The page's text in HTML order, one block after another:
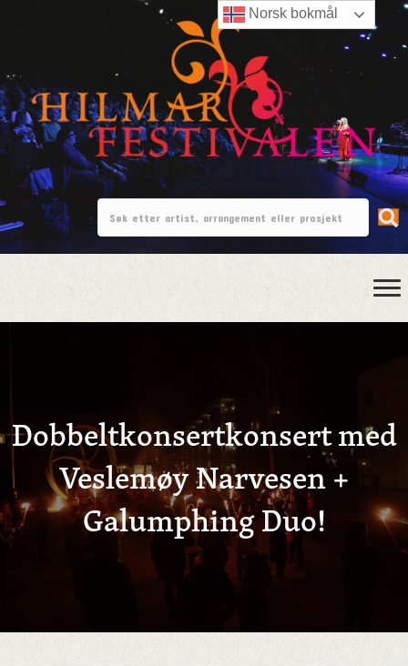
Dobbeltkonsertkonsert med
Veslemøy Narvesen +
Galumphing Duo!
Norsk bokmål